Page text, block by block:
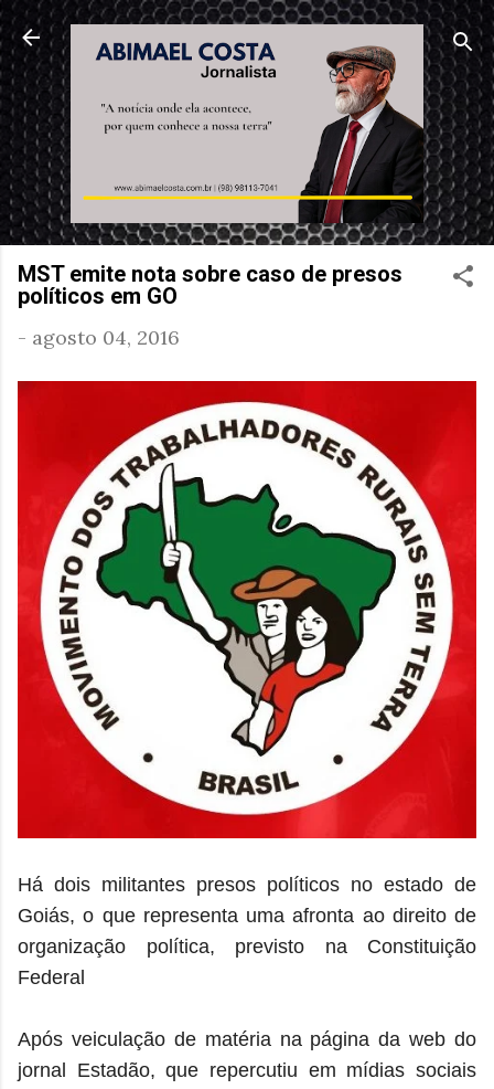
Pular para o conteúdo principal
MST emite nota sobre caso de presos
políticos em GO
- agosto 04, 2016
Há dois militantes presos políticos no estado de
Goiás, o que representa uma afronta ao direito de
organização política, previsto na Constituição
Federal
Após veiculação de matéria na página da web do
jornal Estadão, que repercutiu em mídias sociais